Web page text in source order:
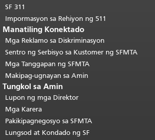
SF 311
Impormasyon sa Rehiyon ng 511
Manatiling Konektado
Mga Reklamo sa Diskriminasyon
Sentro ng Serbisyo sa Kustomer ng SFMTA
Mga Tanggapan ng SFMTA
Makipag-ugnayan sa Amin
Tungkol sa Amin
Lupon ng mga Direktor
Mga Karera
Pakikipagnegosyo sa SFMTA
Lungsod at Kondado ng SF